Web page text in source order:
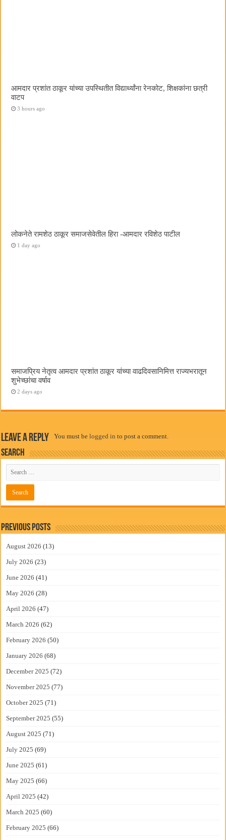
आमदार प्रशांत ठाकूर यांच्या उपस्थितीत विद्यार्थ्यांना रेनकोट, शिक्षकांना छत्री
वाटप
3 hours ago
लोकनेते रामशेठ ठाकूर समाजसेवेतील हिरा -आमदार रविशेठ पाटील
1 day ago
समाजप्रिय नेतृत्व आमदार प्रशांत ठाकूर यांच्या वाढदिवसानिमित्त राज्यभरातून
शुभेच्छांचा वर्षाव
2 days ago
Leave a Reply You must belogged in to post a comment.
Search
Previous Posts
August 2026 (13)
July 2026 (23)
June 2026 (41)
May 2026 (28)
April 2026 (47)
March 2026 (62)
February 2026 (50)
January 2026 (68)
December 2025 (72)
November 2025 (77)
October 2025 (71)
September 2025 (55)
August 2025 (71)
July 2025 (69)
June 2025 (61)
May 2025 (66)
April 2025 (42)
March 2025 (60)
February 2025 (66)